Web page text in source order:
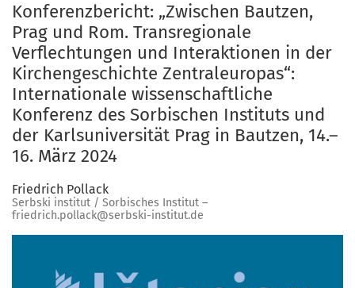
Konferenzbericht: „Zwischen Bautzen,
Prag und Rom. Transregionale
Verflechtungen und Interaktionen in der
Kirchengeschichte Zentraleuropas“:
Internationale wissenschaftliche
Konferenz des Sorbischen Instituts und
der Karlsuniversität Prag in Bautzen, 14.–
16. März 2024
Friedrich Pollack
Serbski institut / Sorbisches Institut –
friedrich.pollack@serbski-institut.de